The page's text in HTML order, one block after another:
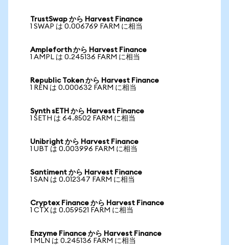
TrustSwap から Harvest Finance
1 SWAP は 0.006769 FARM に相当
Ampleforth から Harvest Finance
1 AMPL は 0.245136 FARM に相当
Republic Token から Harvest Finance
1 REN は 0.000632 FARM に相当
Synth sETH から Harvest Finance
1 SETH は 64.8502 FARM に相当
Unibright から Harvest Finance
1 UBT は 0.003996 FARM に相当
Santiment から Harvest Finance
1 SAN は 0.012347 FARM に相当
Cryptex Finance から Harvest Finance
1 CTX は 0.059521 FARM に相当
Enzyme Finance から Harvest Finance
1 MLN は 0.245136 FARM に相当